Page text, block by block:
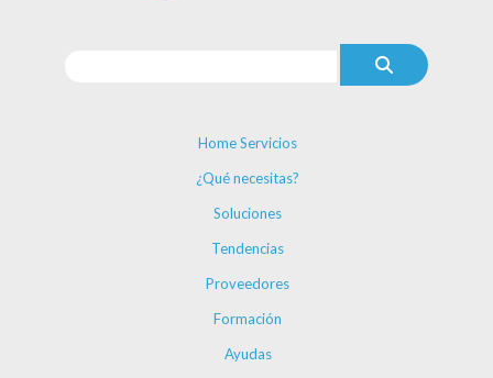
Home Servicios
¿Qué necesitas?
Soluciones
Tendencias
Proveedores
Formación
Ayudas